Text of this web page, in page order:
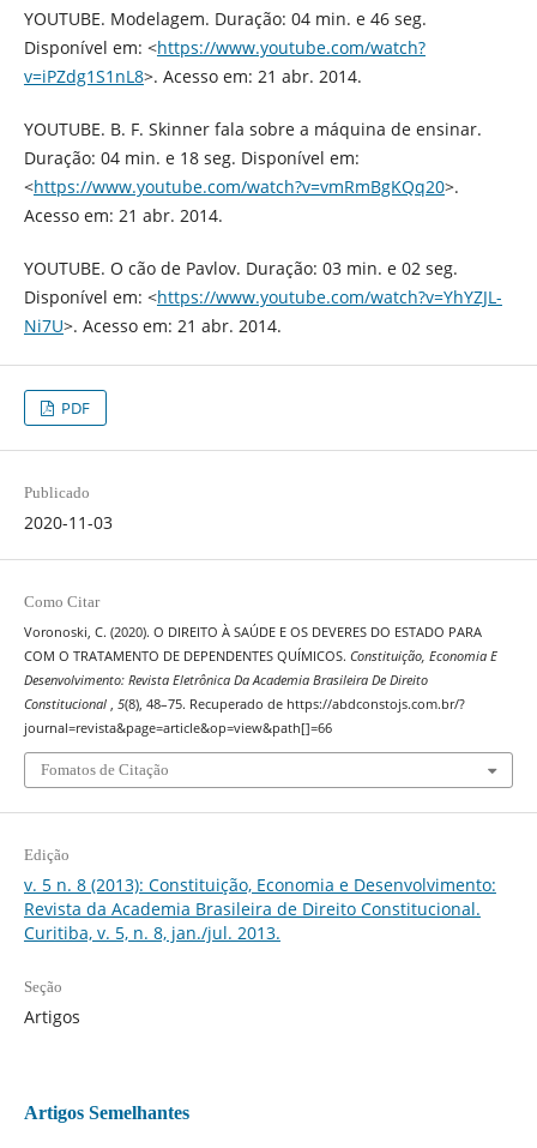
YOUTUBE. Modelagem. Duração: 04 min. e 46 seg.
Disponível em: <https://www.youtube.com/watch?
v=iPZdg1S1nL8>. Acesso em: 21 abr. 2014.
YOUTUBE. B. F. Skinner fala sobre a máquina de ensinar.
Duração: 04 min. e 18 seg. Disponível em:
<https://www.youtube.com/watch?v=vmRmBgKQq20>.
Acesso em: 21 abr. 2014.
YOUTUBE. O cão de Pavlov. Duração: 03 min. e 02 seg.
Disponível em: <https://www.youtube.com/watch?v=YhYZJL-
Ni7U>. Acesso em: 21 abr. 2014.
PDF
Publicado
2020-11-03
Como Citar
Voronoski, C. (2020). O DIREITO À SAÚDE E OS DEVERES DO ESTADO PARA
COM O TRATAMENTO DE DEPENDENTES QUÍMICOS. Constituição, Economia E
Desenvolvimento: Revista Eletrônica Da Academia Brasileira De Direito
Constitucional
5(8), 48–75. Recuperado de https://abdconstojs.com.br/?
journal=revista&page=article&op=view&path[]=66
Fomatos de Citação
Edição
v. 5 n. 8 (2013): Constituição, Economia e Desenvolvimento:
Revista da Academia Brasileira de Direito Constitucional.
Curitiba, v. 5, n. 8, jan./jul. 2013.
Seção
Artigos
Artigos Semelhantes